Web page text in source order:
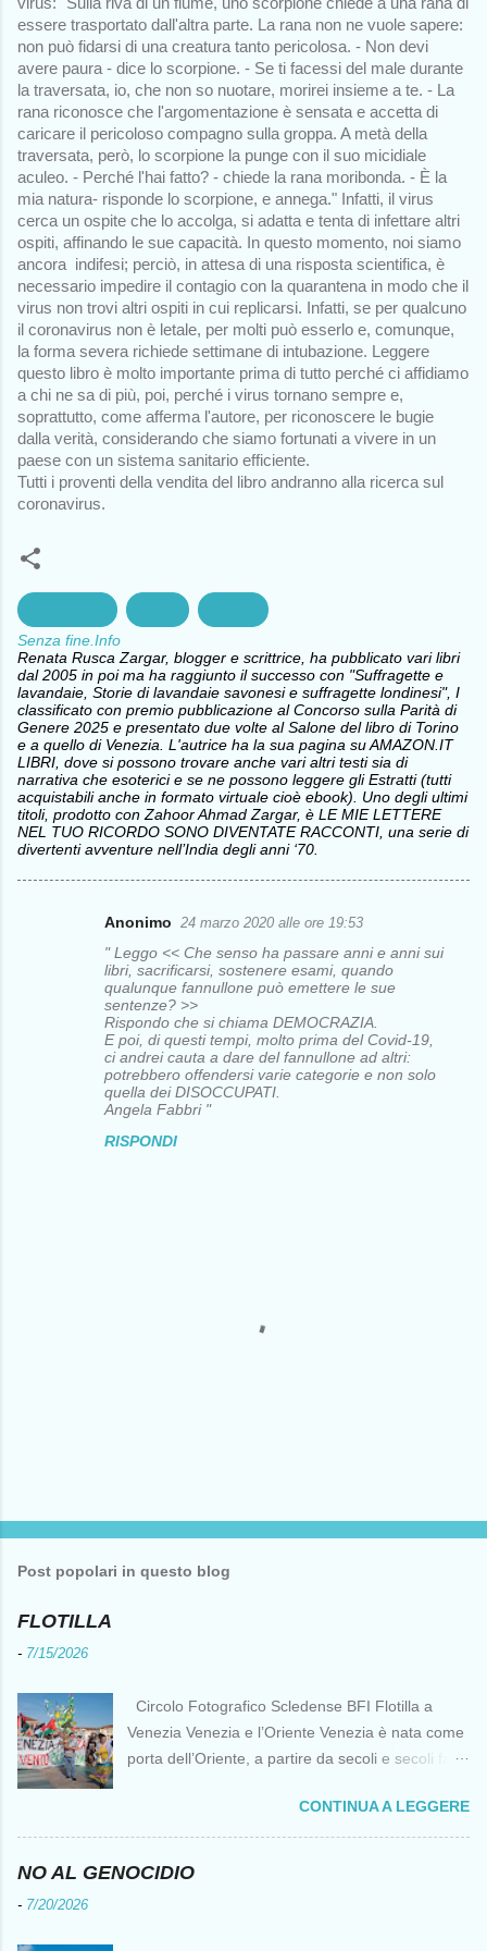
essere trasportato dall'altra parte. La rana non ne vuole sapere:
non può fidarsi di una creatura tanto pericolosa. - Non devi
avere paura - dice lo scorpione. - Se ti facessi del male durante
la traversata, io, che non so nuotare, morirei insieme a te. - La
rana riconosce che l'argomentazione è sensata e accetta di
caricare il pericoloso compagno sulla groppa. A metà della
traversata, però, lo scorpione la punge con il suo micidiale
aculeo. - Perché l'hai fatto? - chiede la rana moribonda. - È la
mia natura- risponde lo scorpione, e annega." Infatti, il virus
cerca un ospite che lo accolga, si adatta e tenta di infettare altri
ospiti, affinando le sue capacità. In questo momento, noi siamo
ancora  indifesi; perciò, in attesa di una risposta scientifica, è
necessario impedire il contagio con la quarantena in modo che il
virus non trovi altri ospiti in cui replicarsi. Infatti, se per qualcuno
il coronavirus non è letale, per molti può esserlo e, comunque,
la forma severa richiede settimane di intubazione. Leggere
questo libro è molto importante prima di tutto perché ci affidiamo
a chi ne sa di più, poi, perché i virus tornano sempre e,
soprattutto, come afferma l'autore, per riconoscere le bugie
dalla verità, considerando che siamo fortunati a vivere in un
paese con un sistema sanitario efficiente.
Tutti i proventi della vendita del libro andranno alla ricerca sul
coronavirus.
Senza fine.Info
Renata Rusca Zargar, blogger e scrittrice, ha pubblicato vari libri
dal 2005 in poi ma ha raggiunto il successo con "Suffragette e
lavandaie, Storie di lavandaie savonesi e suffragette londinesi", I
classificato con premio pubblicazione al Concorso sulla Parità di
Genere 2025 e presentato due volte al Salone del libro di Torino
e a quello di Venezia. L'autrice ha la sua pagina su AMAZON.IT
LIBRI, dove si possono trovare anche vari altri testi sia di
narrativa che esoterici e se ne possono leggere gli Estratti (tutti
acquistabili anche in formato virtuale cioè ebook). Uno degli ultimi
titoli, prodotto con Zahoor Ahmad Zargar, è LE MIE LETTERE
NEL TUO RICORDO SONO DIVENTATE RACCONTI, una serie di
divertenti avventure nell’India degli anni ‘70.
Anonimo 24 marzo 2020 alle ore 19:53
" Leggo << Che senso ha passare anni e anni sui
libri, sacrificarsi, sostenere esami, quando
qualunque fannullone può emettere le sue
sentenze? >>
Rispondo che si chiama DEMOCRAZIA.
E poi, di questi tempi, molto prima del Covid-19,
ci andrei cauta a dare del fannullone ad altri:
potrebbero offendersi varie categorie e non solo
quella dei DISOCCUPATI.
Angela Fabbri "
RISPONDI
a
n
c
o
e
n
t
o
Post popolari in questo blog
FLOTILLA
- 7/15/2026
Circolo Fotografico Scledense BFI Flotilla a
Venezia Venezia e l’Oriente Venezia è nata come
porta dell’Oriente, a partire da secoli e secoli fa ai
di cantierizzazione veneziane divennero preziose
per tutti i crociati diretti a Gerusalemme. Proprio
le crociate fornirono ai veneziani l’occasione per
CONTINUA A LEGGERE
NO AL GENOCIDIO
- 7/20/2026